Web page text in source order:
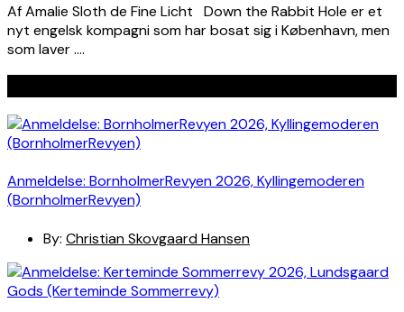
Af Amalie Sloth de Fine Licht Down the Rabbit Hole er et
nyt engelsk kompagni som har bosat sig i København, men
som laver ….
Anmeldelse: BornholmerRevyen 2026, Kyllingemoderen
(BornholmerRevyen)
By: Christian Skovgaard Hansen